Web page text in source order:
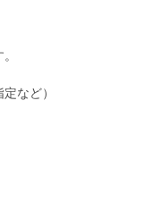
など）